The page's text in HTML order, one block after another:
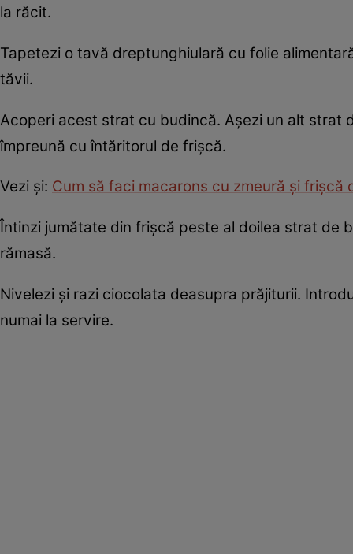
la răcit.
Tapetezi o tavă dreptunghiulară cu folie
tăvii.
Acoperi acest strat cu budincă. Aşezi un alt strat
împreună cu întăritorul de frişcă.
Vezi şi: Cum să faci macarons cu zmeură şi frişcă
Întinzi jumătate din frişcă peste al doilea strat de
rămasă.
Nivelezi şi razi ciocolata deasupra prăjiturii.
numai la servire.